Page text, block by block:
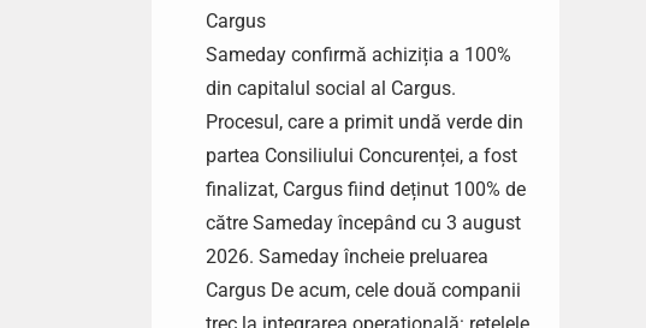
Cargus
Sameday confirmă achiziția a 100%
din capitalul social al Cargus.
Procesul, care a primit undă verde din
partea Consiliului Concurenței, a fost
finalizat, Cargus fiind deținut 100% de
către Sameday începând cu 3 august
2026. Sameday încheie preluarea
Cargus De acum, cele două companii